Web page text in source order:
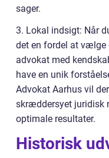
sager.
3. Lokal indsigt: Når
det en fordel at vælge
advokat med
have en unik
Advokat Aarhus vil
skræddersyet juridisk
optimale resultater.
Historisk